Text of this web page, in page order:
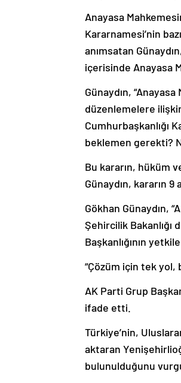
Anayasa
Kararnamesi’nin
anımsatan
içerisinde Anayasa
Günaydın,
düzenlemelere
Cumhurbaşkanlığı
beklemen gerekti?
Bu kararın, hüküm
Günaydın, kararın
Gökhan Günaydın,
Şehircilik
Başkanlığının
“Çözüm için tek yol,
AK Parti Grup
ifade etti.
Türkiye’nin,
aktaran
bulunulduğunu